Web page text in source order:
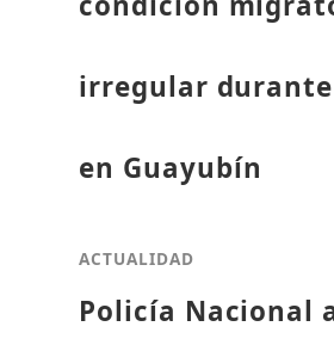
irregular
en Guayubín
ACTUALIDAD
Policía Nacional